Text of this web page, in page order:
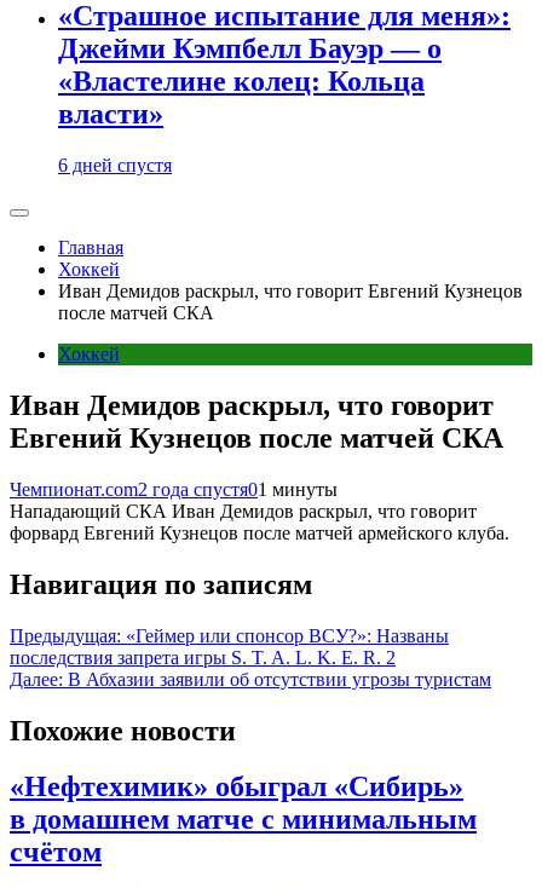
«Страшное испытание для меня»:
Джейми Кэмпбелл Бауэр — о
«Властелине колец: Кольца
власти»
6 дней спустя
Главная
Хоккей
Иван Демидов раскрыл, что говорит Евгений Кузнецов
после матчей СКА
Хоккей
Иван Демидов раскрыл, что говорит
Евгений Кузнецов после матчей СКА
Чемпионат.com2 года спустя01 минуты
Нападающий СКА Иван Демидов раскрыл, что говорит
форвард Евгений Кузнецов после матчей армейского клуба.
Навигация по записям
Предыдущая: «Геймер или спонсор ВСУ?»: Названы
последствия запрета игры S. T. A. L. K. E. R. 2
Далее: В Абхазии заявили об отсутствии угрозы туристам
Похожие новости
«Нефтехимик» обыграл «Сибирь»
в домашнем матче с минимальным
счётом